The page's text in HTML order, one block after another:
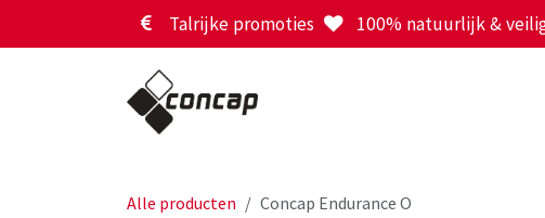
Overslaan naar inhoud Talrijke promoties 100% natuurlijk &
Alle producten Concap Endurance O